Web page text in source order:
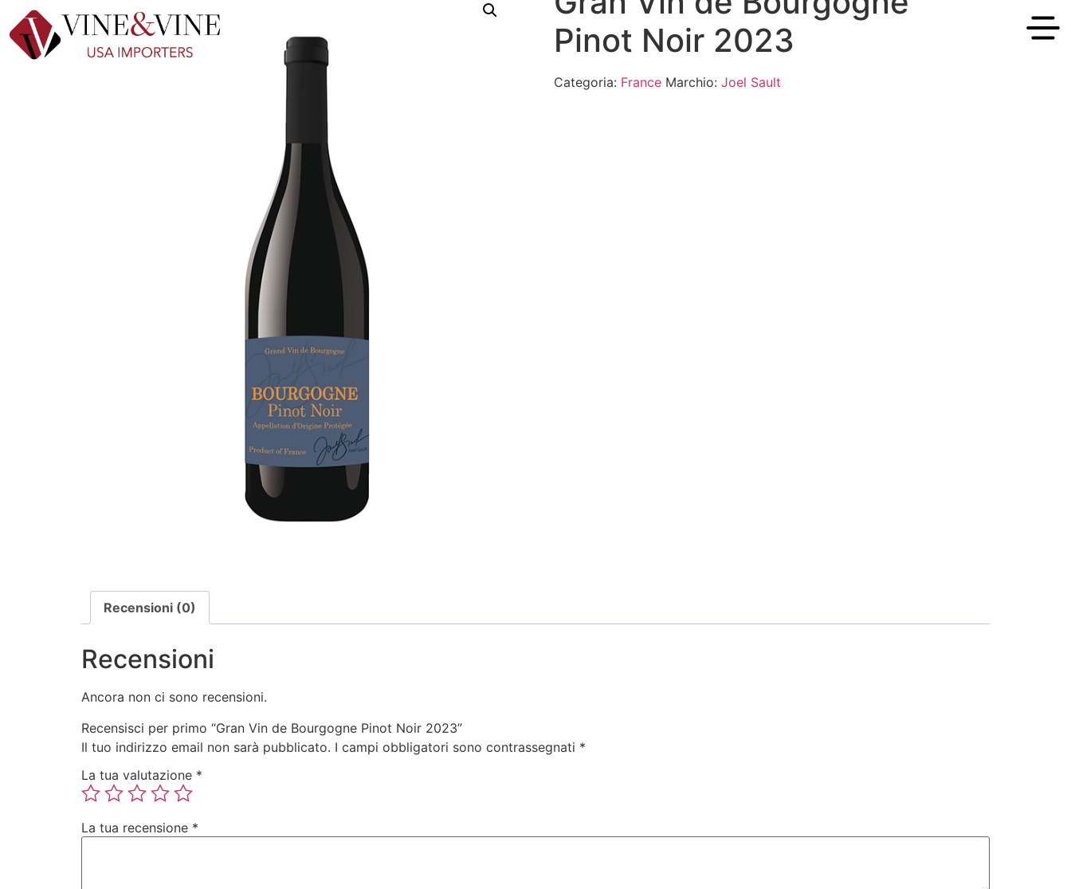
Pinot Noir 2023
Categoria: France Marchio: Joel Sault
Recensioni (0)
Recensioni
Ancora non ci sono recensioni.
Recensisci per primo “Gran Vin de Bourgogne Pinot Noir 2023”
Il tuo indirizzo email non sarà pubblicato. I campi obbligatori sono contrassegnati *
La tua valutazione *
La tua recensione *